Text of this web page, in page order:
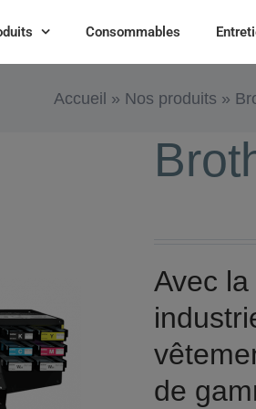
Consommables
Accueil » Nos produits »
Avec
de